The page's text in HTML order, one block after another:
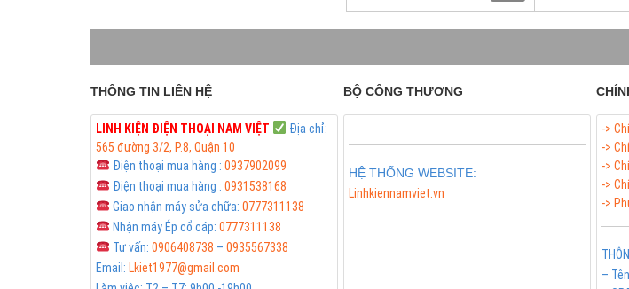
THÔNG TIN LIÊN HỆ
LINH KIỆN ĐIỆN THOẠI NAM VIỆT
Địa chỉ:
565 đường 3/2, P.8, Quận 10
Điện thoại mua hàng : 0937902099
Điện thoại mua hàng : 0931538168
Giao nhận máy sửa chữa: 0777311138
Nhận máy Ép cổ cáp: 0777311138
Tư vấn: 0906408738 – 0935567338
Email: Lkiet1977@gmail.com
BỘ CÔNG THƯƠNG
HỆ THỐNG WEBSITE:
Linhkiennamviet.vn
->
->
->
->
->
–